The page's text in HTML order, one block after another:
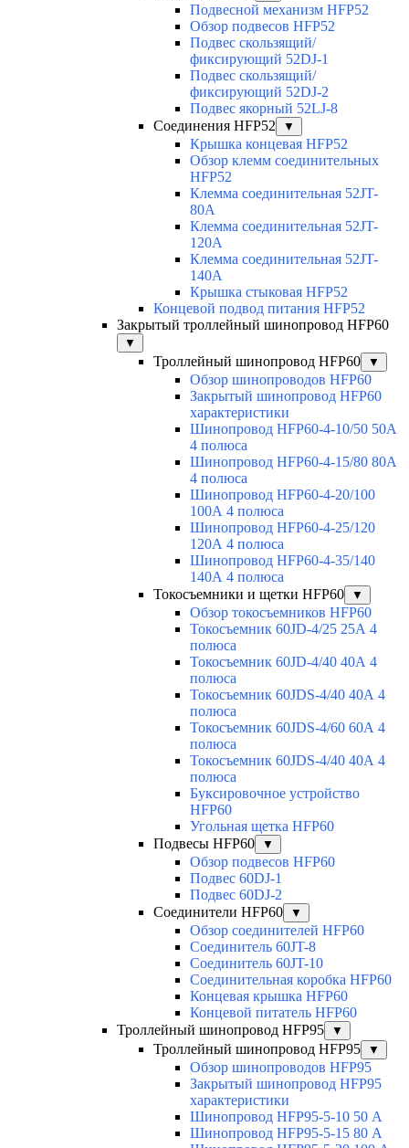
Подвесной механизм HFP52
Обзор подвесов HFP52
Подвес скользящий/
фиксирующий 52DJ-1
Подвес скользящий/
фиксирующий 52DJ-2
Подвес якорный 52LJ-8
Соединения HFP52
▼
Крышка концевая HFP52
Обзор клемм соединительных
HFP52
Клемма соединительная 52JT-
80A
Клемма соединительная 52JT-
120A
Клемма соединительная 52JT-
140A
Крышка стыковая HFP52
Концевой подвод питания HFP52
Закрытый троллейный шинопровод HFP60
▼
Троллейный шинопровод HFP60 ▼
Обзор шинопроводов HFP60
Закрытый шинопровод HFP60
характеристики
Шинопровод HFP60-4-10/50 50А
4 полюса
Шинопровод HFP60-4-15/80 80А
4 полюса
Шинопровод HFP60-4-20/100
100А 4 полюса
Шинопровод HFP60-4-25/120
120А 4 полюса
Шинопровод HFP60-4-35/140
140А 4 полюса
Токосъемники и щетки HFP60
▼
Обзор токосъемников HFP60
Токосъемник 60JD-4/25 25А 4
полюса
Токосъемник 60JD-4/40 40А 4
полюса
Токосъемник 60JDS-4/40 40А 4
полюса
Токосъемник 60JDS-4/60 60А 4
полюса
Токосъемник 60JDS-4/40 40А 4
полюса
Буксировочное устройство
HFP60
Угольная щетка HFP60
Подвесы HFP60
▼
Обзор подвесов HFP60
Подвес 60DJ-1
Подвес 60DJ-2
Соединители HFP60
▼
Обзор соединителей HFP60
Соединитель 60JT-8
Соединитель 60JT-10
Соединительная коробка HFP60
Концевая крышка HFP60
Концевой питатель HFP60
Троллейный шинопровод HFP95
▼
Троллейный шинопровод HFP95 ▼
Обзор шинопроводов HFP95
Закрытый шинопровод HFP95
характеристики
Шинопровод HFP95-5-10 50 А
Шинопровод HFP95-5-15 80 А